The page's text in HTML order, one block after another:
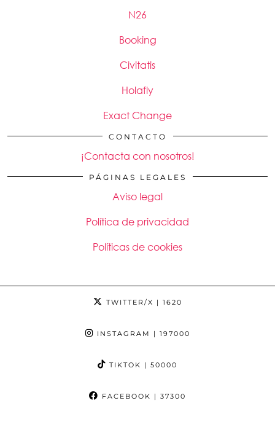
N26
Booking
Civitatis
Holafly
Exact Change
CONTACTO
¡Contacta con nosotros!
PÁGINAS LEGALES
Aviso legal
Política de privacidad
Políticas de cookies
TWITTER/X | 1620
INSTAGRAM | 197000
TIKTOK | 50000
FACEBOOK | 37300